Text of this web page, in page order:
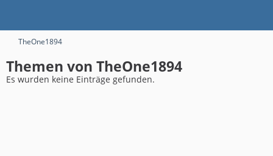
TheOne1894
Themen von TheOne1894
Es wurden keine Einträge gefunden.